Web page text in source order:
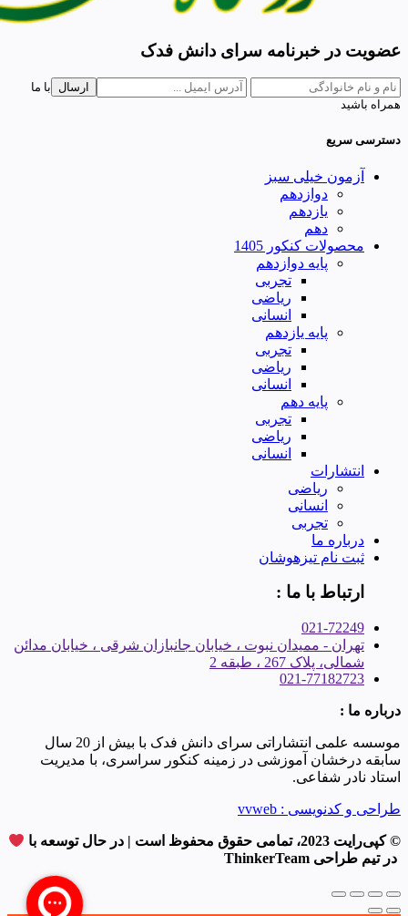
عضویت در خبرنامه سرای دانش فدک
ارسال
با ما
همراه باشید
دسترسی سریع
آزمون خیلی سبز
دوازدهم
یازدهم
دهم
محصولات کنکور 1405
پایه دوازدهم
تجربی
ریاضی
انسانی
پایه یازدهم
تجربی
ریاضی
انسانی
پایه دهم
تجربی
ریاضی
انسانی
انتشارات
ریاضی
انسانی
تجربی
درباره ما
ثبت نام تیزهوشان
ارتباط با ما :
021-72249
تهران - ممیدان نبوت ، خیابان جانبازان شرقی ، خیابان مدائن
شمالی، پلاک 267 ، طبقه 2
021-77182723
درباره ما :
موسسه علمی انتشاراتی سرای دانش فدک با بیش از 20 سال
سابقه درخشان آموزشی در زمینه کنکور سراسری، با مدیریت
استاد نادر شفاعی.
طراحی و کدنویسی : vvweb
© کپی‌رایت 2023، تمامی حقوق محفوظ است | در حال توسعه با
در تیم طراحی ThinkerTeam